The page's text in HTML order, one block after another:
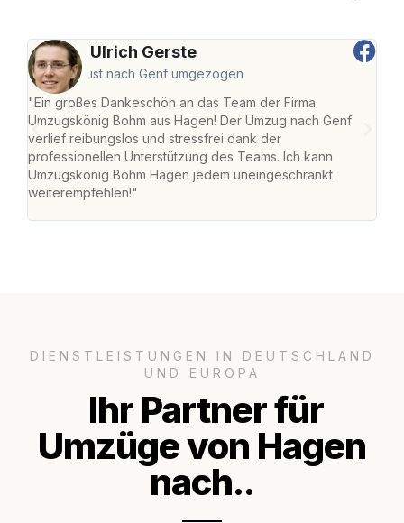
Ulrich Gerste
ist nach Genf umgezogen
"Ein großes Dankeschön an das Team der Firma
Umzugskönig Bohm aus Hagen! Der Umzug nach Genf
verlief reibungslos und stressfrei dank der
professionellen Unterstützung des Teams. Ich kann
Umzugskönig Bohm Hagen jedem uneingeschränkt
weiterempfehlen!"
DIENSTLEISTUNGEN IN DEUTSCHLAND
UND EUROPA
Ihr Partner für
Umzüge von Hagen
nach..